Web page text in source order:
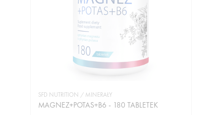
SFD NUTRITION / MINERAŁY
MAGNEZ+POTAS+B6 - 180 TABLETEK